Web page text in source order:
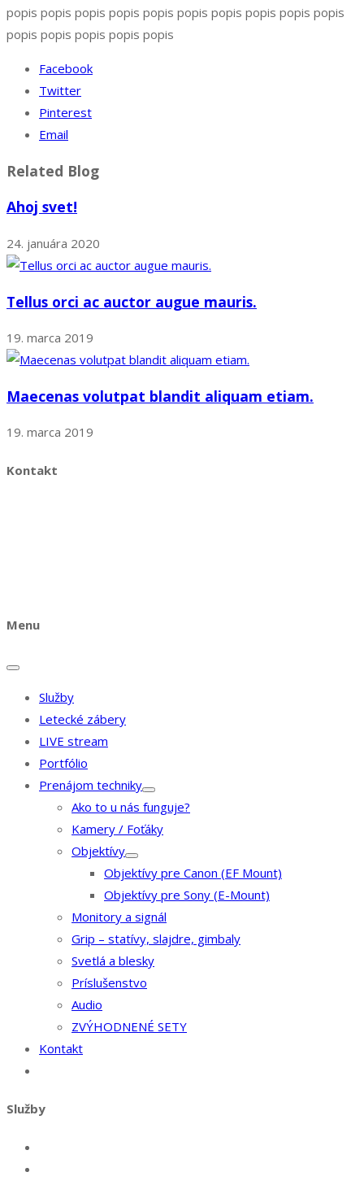
popis popis popis popis popis popis popis popis popis popis
popis popis popis popis popis
Facebook
Twitter
Pinterest
Email
Related Blog
Ahoj svet!
24. januára 2020
Tellus orci ac auctor augue mauris.
19. marca 2019
Maecenas volutpat blandit aliquam etiam.
19. marca 2019
Kontakt
Menu
Služby
Letecké zábery
LIVE stream
Portfólio
Prenájom techniky
Ako to u nás funguje?
Kamery / Foťáky
Objektívy
Objektívy pre Canon (EF Mount)
Objektívy pre Sony (E-Mount)
Monitory a signál
Grip – statívy, slajdre, gimbaly
Svetlá a blesky
Príslušenstvo
Audio
ZVÝHODNENÉ SETY
Kontakt
Služby